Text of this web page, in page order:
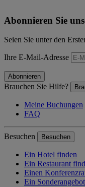
Abonnieren Sie
Seien Sie unter den
Ihre E-Mail-Adresse
Abonnieren
Brauchen Sie Hilfe?
Meine Buchungen
FAQ
Besuchen Besuchen
Ein Hotel finden
Ein Restaurant
Einen
Ein